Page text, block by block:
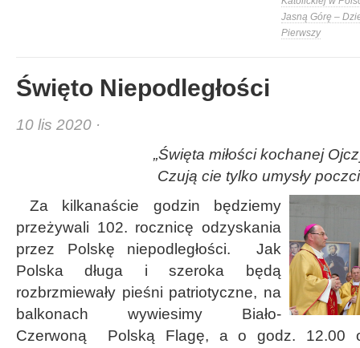
Jasną Górę –
Pierwszy
Święto Niepodległości
10 lis 2020 ·
„Święta miłości kochanej
Czują cie tylko umysły
Za kilkanaście godzin będziemy
przeżywali 102. rocznicę odzyskania
przez Polskę niepodległości. Jak
Polska długa i szeroka będą
rozbrzmiewały pieśni patriotyczne, na
balkonach wywiesimy Biało-
Czerwoną Polską Flagę, a o godz. 12.00